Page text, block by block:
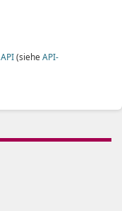
API(siehe API-